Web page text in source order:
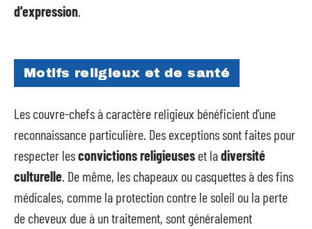
d’expression
Motifs religieux et de santé
Les couvre-chefs à caractère religieux bénéficient d’une
reconnaissance particulière. Des exceptions sont faites pour
respecter lesconvictions religieuses et ladiversité
culturelle . De même, les chapeaux ou casquettes à des fins
médicales, comme la protection contre le soleil ou la perte
de cheveux due à un traitement, sont généralement